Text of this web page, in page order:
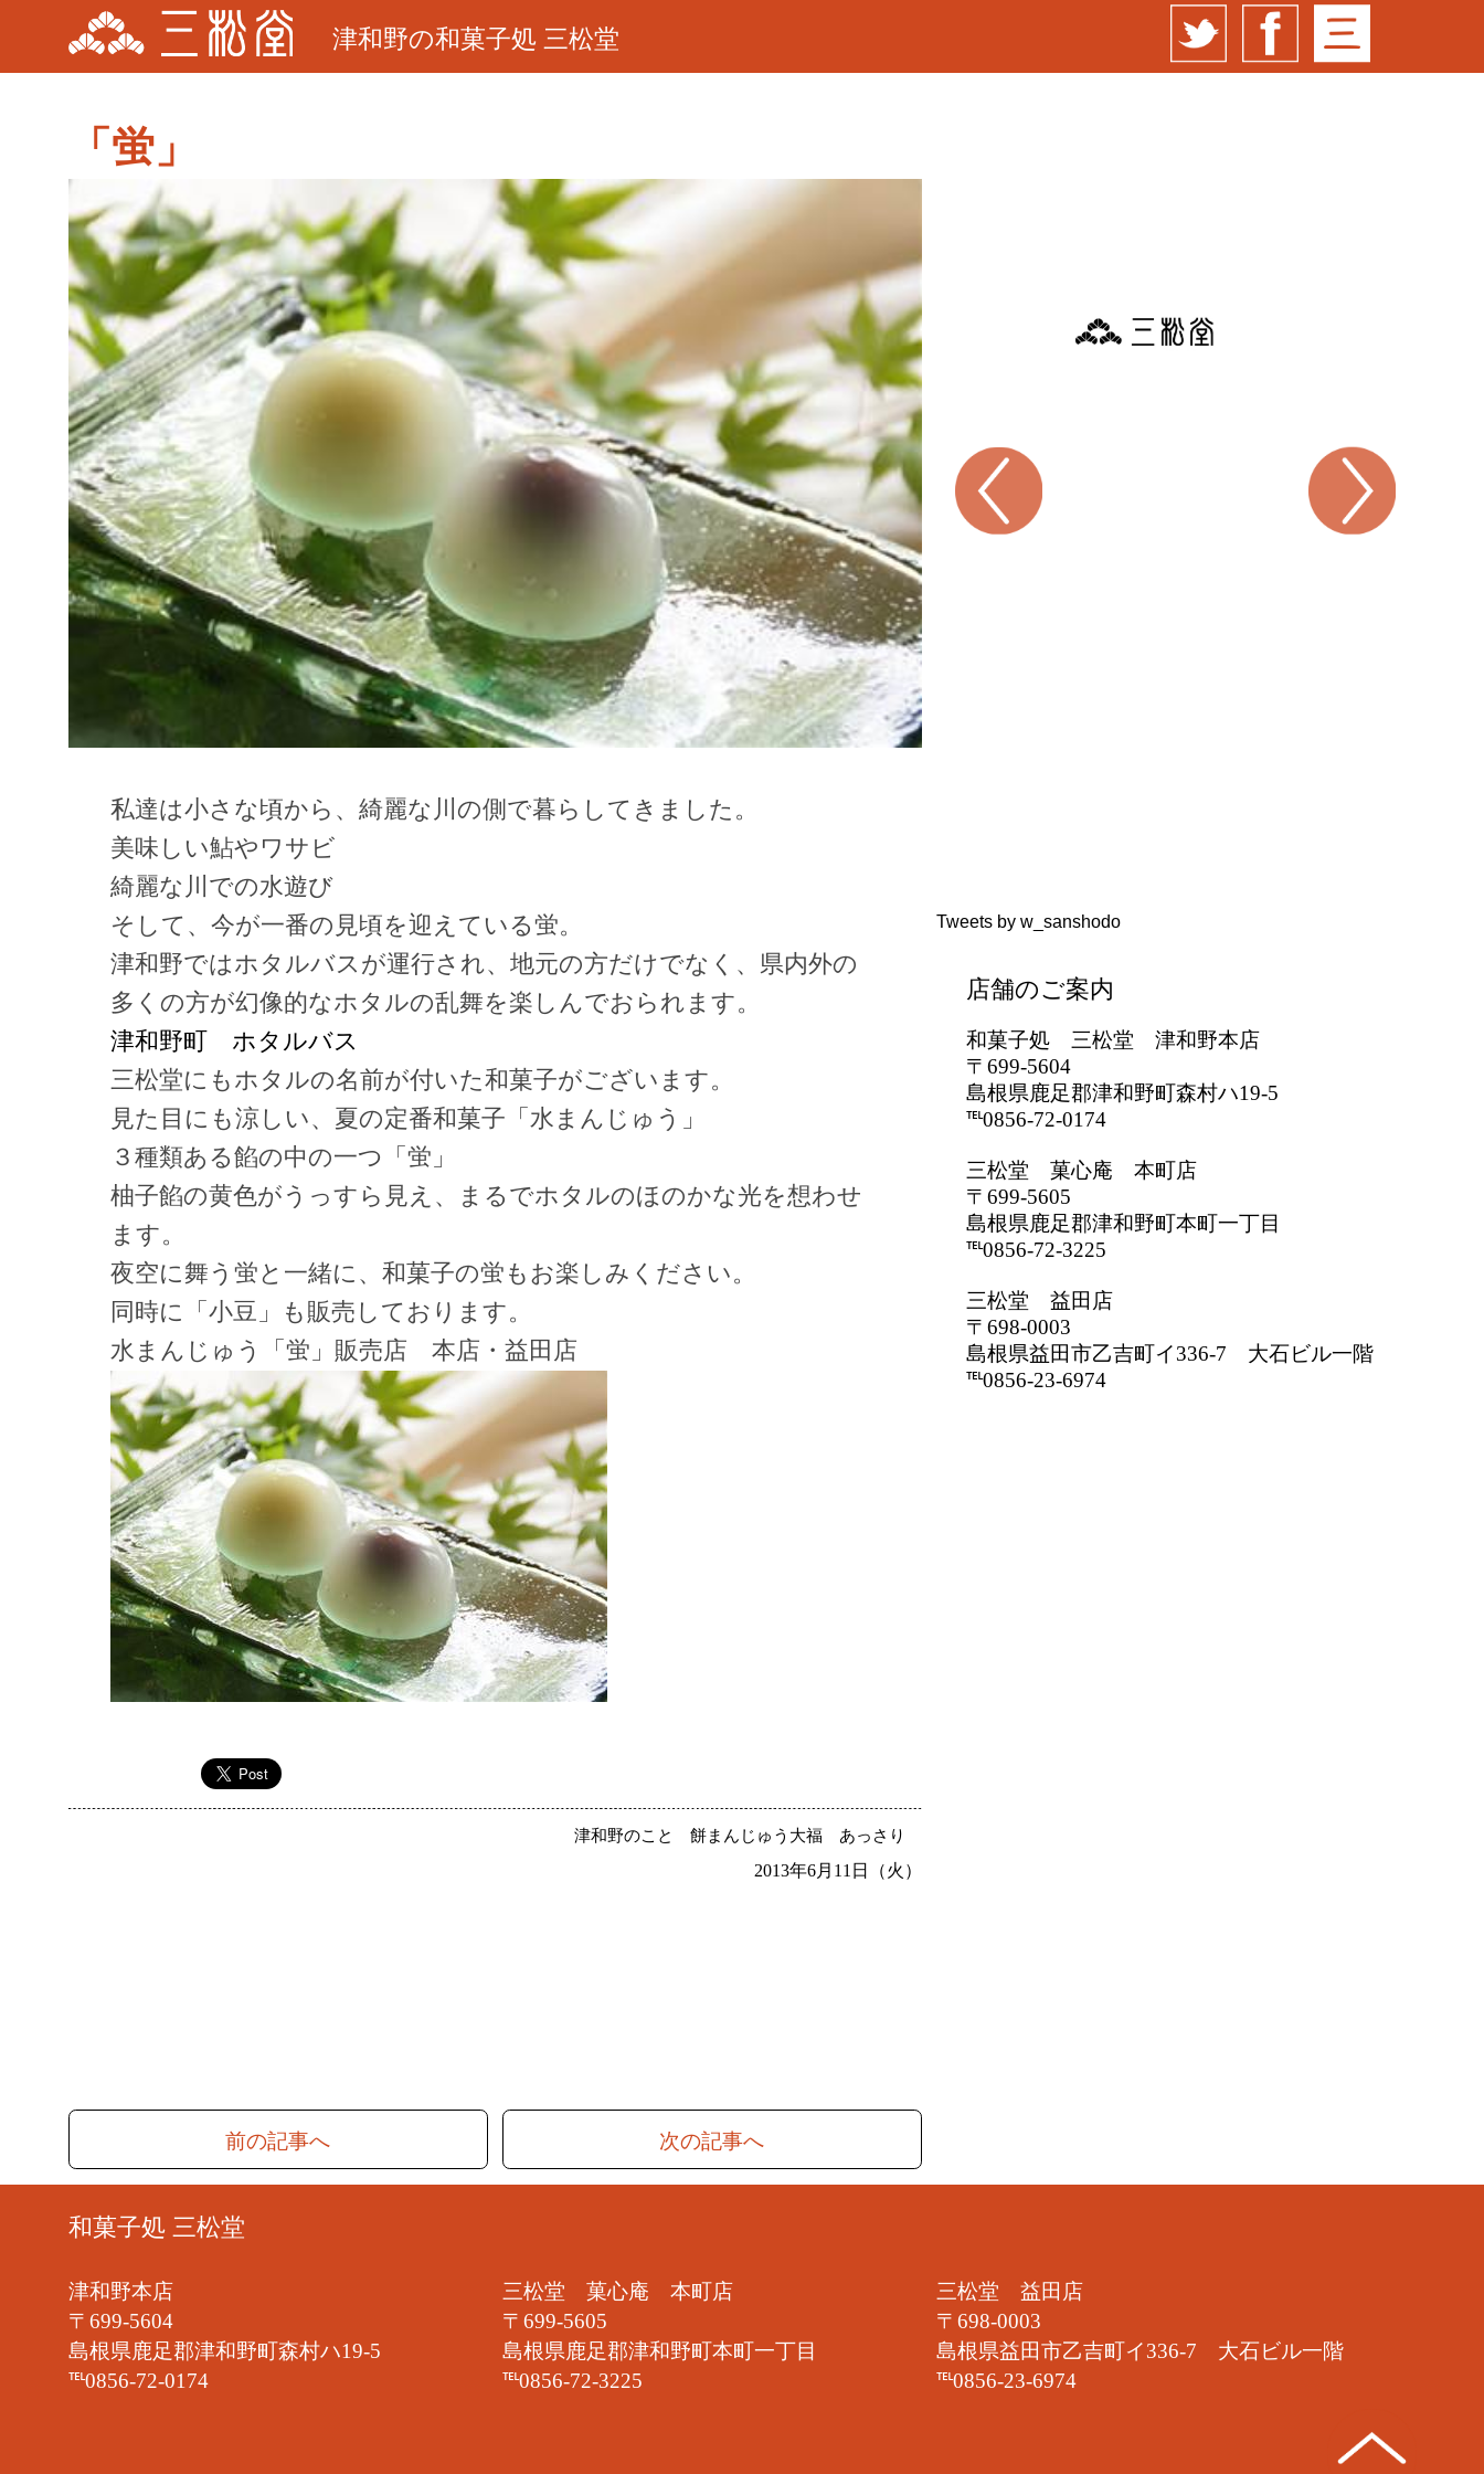
津和野の和菓子処 三松堂
「蛍」
私達は小さな頃から、綺麗な川の側で暮らしてきました。
美味しい鮎やワサビ
綺麗な川での水遊び
そして、今が一番の見頃を迎えている蛍。
津和野ではホタルバスが運行され、地元の方だけでなく、県内外の
多くの方が幻像的なホタルの乱舞を楽しんでおられます。
津和野町 ホタルバス
三松堂にもホタルの名前が付いた和菓子がございます。
見た目にも涼しい、夏の定番和菓子「水まんじゅう」
３種類ある餡の中の一つ「蛍」
柚子餡の黄色がうっすら見え、まるでホタルのほのかな光を想わせ
ます。
夜空に舞う蛍と一緒に、和菓子の蛍もお楽しみください。
同時に「小豆」も販売しております。
水まんじゅう「蛍」販売店 本店・益田店
津和野のこと 餅まんじゅう大福 あっさり
2013年6月11日（火）
前の記事へ 次の記事へ
Tweets by w_sanshodo
店舗のご案内
和菓子処 三松堂 津和野本店
〒699-5604
島根県鹿足郡津和野町森村ハ19-5
℡0856-72-0174
三松堂 菓心庵 本町店
〒699-5605
島根県鹿足郡津和野町本町一丁目
℡0856-72-3225
三松堂 益田店
〒698-0003
島根県益田市乙吉町イ336-7 大石ビル一階
℡0856-23-6974
和菓子処 三松堂
津和野本店
〒699-5604
島根県鹿足郡津和野町森村ハ19-5
℡0856-72-0174
三松堂 菓心庵 本町店
〒699-5605
島根県鹿足郡津和野町本町一丁目
℡0856-72-3225
三松堂 益田店
〒698-0003
島根県益田市乙吉町イ336-7 大石ビル一階
℡0856-23-6974